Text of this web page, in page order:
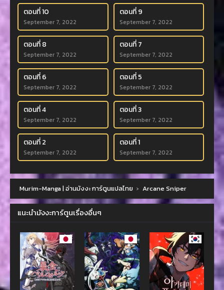
ตอนที่ 10
September 7, 2022
ตอนที่ 9
September 7, 2022
ตอนที่ 8
September 7, 2022
ตอนที่ 7
September 7, 2022
ตอนที่ 6
September 7, 2022
ตอนที่ 5
September 7, 2022
ตอนที่ 4
September 7, 2022
ตอนที่ 3
September 7, 2022
ตอนที่ 2
September 7, 2022
ตอนที่ 1
September 7, 2022
Murim-Manga | อ่านมังงะ การ์ตูนแปลไทย › Arcane Sniper
แนะนำมังงะการ์ตูนเรื่องอื่นๆ